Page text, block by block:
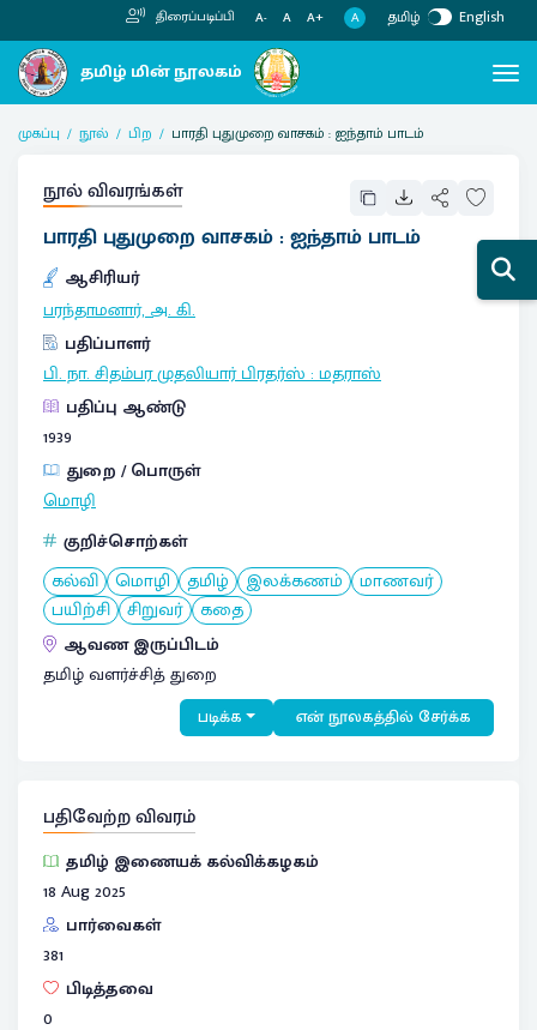
திரைப்படிப்பி A- A A+ A தமிழ் English
முகப்பு நூல் பிற பாரதி புதுமுறை வாசகம் : ஐந்தாம் பாடம்
நூல் விவரங்கள்
பாரதி புதுமுறை வாசகம் : ஐந்தாம் பாடம்
ஆசிரியர்
பரந்தாமனார், அ. கி.
பதிப்பாளர்
பி. நா. சிதம்பர முதலியார் பிரதர்ஸ்:மதராஸ்
பதிப்பு ஆண்டு
1939
துறை / பொருள்
மொழி
குறிச்சொற்கள்
கல்வி மொழி தமிழ் இலக்கணம் மாணவர்
பயிற்சி சிறுவர் கதை
ஆவண இருப்பிடம்
தமிழ் வளர்ச்சித் துறை
படிக்க என் நூலகத்தில் சேர்க்க
பதிவேற்ற விவரம்
தமிழ் இணையக் கல்விக்கழகம்
18 Aug 2025
பார்வைகள்
381
பிடித்தவை
0